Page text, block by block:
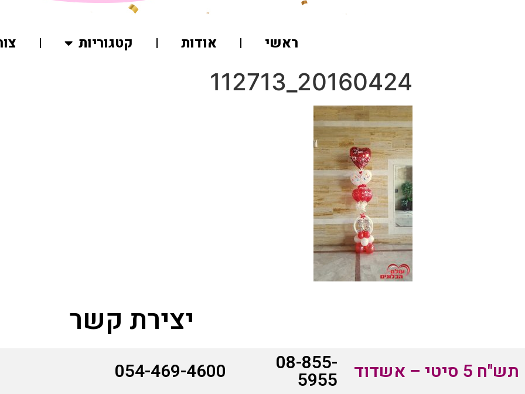
ראשי אודות קטגוריות
20160424_112713
יצירת קשר
תש"ח 5 סיטי – אשדוד 08-855-
5955
054-469-4600